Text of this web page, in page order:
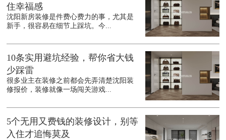
住幸福感
沈阳新房装修是件费心费力的事，尤其是
新手，很容易在细节上踩坑。今...
10条实用避坑经验，帮你省大钱
少踩雷
很多业主在装修之前都会先弄清楚沈阳装
修报价，装修就像一场闯关游戏...
5个无用又费钱的装修设计，别等
入住才追悔莫及